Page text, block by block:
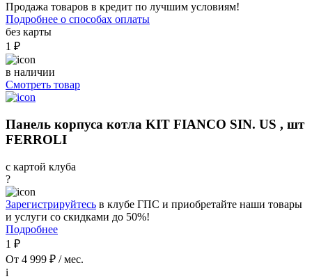
Продажа товаров в кредит по лучшим условиям!
Подробнее о способах оплаты
без карты
1 ₽
в наличии
Смотреть товар
Панель корпуса котла KIT FIANCO SIN. US , шт
FERROLI
с картой клуба
?
Зарегистрируйтесь в клубе ГПС и приобретайте наши товары
и услуги со скидками до 50%!
Подробнее
1 ₽
От 4 999 ₽ / мес.
i